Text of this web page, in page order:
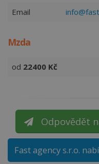
Email
Mzda
od 22400 Kč
Odpovědět
Fast agency s.r.o.